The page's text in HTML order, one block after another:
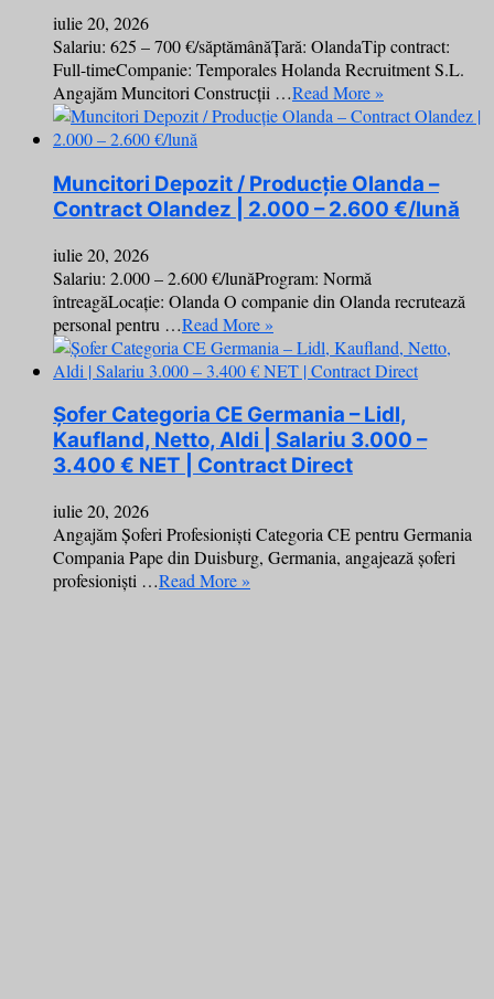
iulie 20, 2026
Salariu: 625 – 700 €/săptămânăȚară: OlandaTip contract:
Full-timeCompanie: Temporales Holanda Recruitment S.L.
Angajăm Muncitori Construcții …Read More »
Muncitori Depozit / Producție Olanda –
Contract Olandez | 2.000 – 2.600 €/lună
iulie 20, 2026
Salariu: 2.000 – 2.600 €/lunăProgram: Normă
întreagăLocație: Olanda O companie din Olanda recrutează
personal pentru …Read More »
Șofer Categoria CE Germania – Lidl,
Kaufland, Netto, Aldi | Salariu 3.000 –
3.400 € NET | Contract Direct
iulie 20, 2026
Angajăm Șoferi Profesioniști Categoria CE pentru Germania
Compania Pape din Duisburg, Germania, angajează șoferi
profesioniști …Read More »